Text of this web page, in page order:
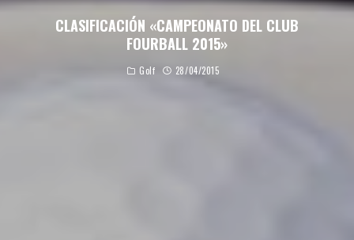
CLASIFICACIÓN «CAMPEONATO DEL CLUB
FOURBALL 2015»
Golf 28/04/2015